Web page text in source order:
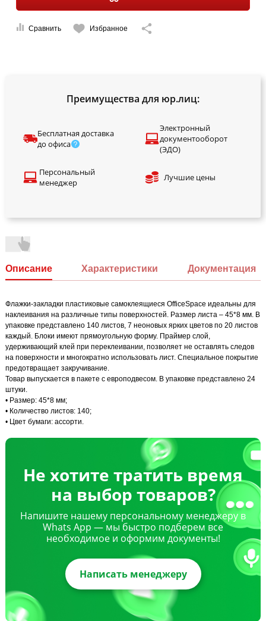
Сравнить Избранное
Преимущества для юр.лиц:
Бесплатная доставка
до офиса
Электронный
документооборот
(ЭДО)
Персональный
менеджер
Лучшие цены
Описание Характеристики Документация
Флажки-закладки пластиковые самоклеящиеся OfficeSpace идеальны для
наклеивания на различные типы поверхностей. Размер листа – 45*8 мм. В
упаковке представлено 140 листов, 7 неоновых ярких цветов по 20 листов
каждый. Блоки имеют прямоугольную форму. Праймер слой,
удерживающий клей при переклеивании, позволяет не оставлять следов
на поверхности и многократно использовать лист. Специальное покрытие
предотвращает закручивание.
Товар выпускается в пакете с европодвесом. В упаковке представлено 24
штуки.
• Размер: 45*8 мм;
• Количество листов: 140;
• Цвет бумаги: ассорти.
Не хотите тратить время
на выбор товаров?
Напишите нашему персональному менеджеру в
Whats App — мы быстро подберем все
необходимое и оформим документы!
Написать менеджеру